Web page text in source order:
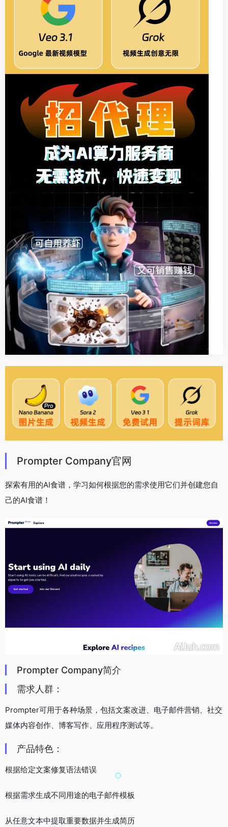
Prompter Company官网
探索有用的AI食谱，学习如何根据您的需求使用它们并创建您自
己的AI食谱！
Prompter Company简介
需求人群：
Prompter可用于各种场景，包括文案改进、电子邮件营销、社交
媒体内容创作、博客写作、应用程序测试等。
产品特色：
根据给定文案修复语法错误
根据需求生成不同用途的电子邮件模板
从任意文本中提取重要数据并生成简历